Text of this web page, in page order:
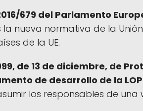
679 del Parlamento
la nueva normativa de la
de la UE.
de 13 de diciembre, de
de desarrollo de la
los responsables de